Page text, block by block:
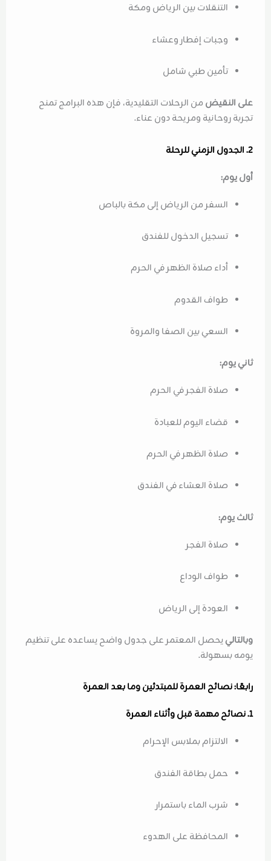
التنقلات بين الرياض ومكة
وجبات إفطار وعشاء
تأمين طبي شامل
على النقيض من الرحلات التقليدية، فإن هذه البرامج تمنح
تجربة روحانية ومريحة دون عناء.
2. الجدول الزمني للرحلة
أول يوم:
السفر من الرياض إلى مكة بالباص
تسجيل الدخول للفندق
أداء صلاة الظهر في الحرم
طواف القدوم
السعي بين الصفا والمروة
ثاني يوم:
صلاة الفجر في الحرم
قضاء اليوم للعبادة
صلاة الظهر في الحرم
صلاة العشاء في الفندق
ثالث يوم:
صلاة الفجر
طواف الوداع
العودة إلى الرياض
وبالتالييحصل المعتمر على جدول واضح يساعده على تنظيم
يومه بسهولة.
رابعًا: نصائح العمرة للمبتدئين وما بعد العمرة
1. نصائح مهمة قبل وأثناء العمرة
الالتزام بملابس الإحرام
حمل بطاقة الفندق
شرب الماء باستمرار
المحافظة على الهدوء